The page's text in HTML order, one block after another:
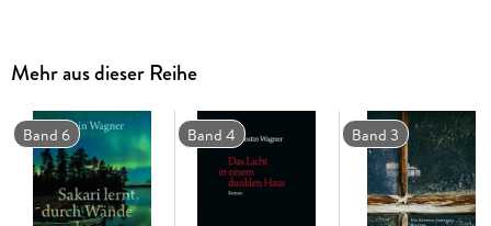
Doppelmord aufzuklären, muss der finnische Kommissar
Joentaa verschiedenste Schicksalsfäden verknüpfen. Und
obwohl der Fall ihn vor unfassbare Rätsel stellt, wird dem
Ermittler schnell klar, dass es hier um weit mehr geht,
als nur die Suche nach einem Mörder. Wer, wie ich, auf
Kriminalgeschichten steht, die nicht mit übermäßig Blut
und Brutalität zu überzeugen versuchen, sondern bei denen
Mehr aus dieser Reihe
Band 6 Band 4 Band 3